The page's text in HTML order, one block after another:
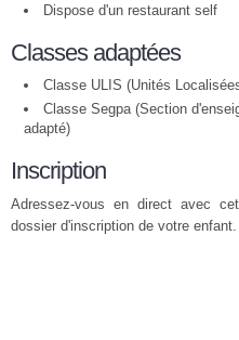
Dispose d'un restaurant self
Classes adaptées
Classe ULIS (Unités
Classe Segpa (Section
adapté)
Inscription
Adressez-vous en direct avec
dossier d'inscription de votre enfant.